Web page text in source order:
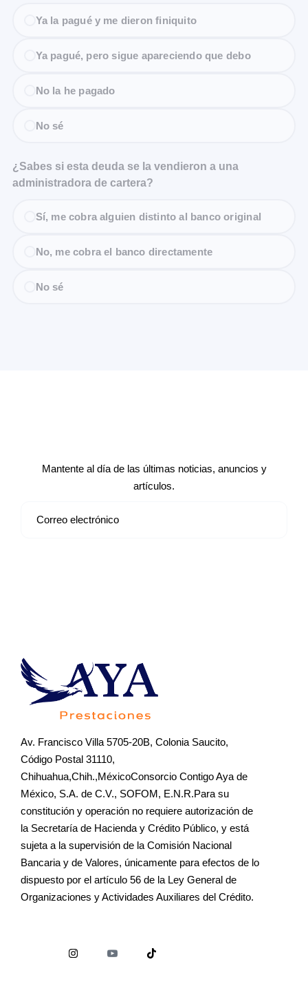
Ya la pagué y me dieron finiquito
Ya pagué, pero sigue apareciendo que debo
No la he pagado
No sé
¿Sabes si esta deuda se la vendieron a una
administradora de cartera?
Sí, me cobra alguien distinto al banco original
No, me cobra el banco directamente
No sé
Mantente al día de las últimas noticias, anuncios y
artículos.
Av. Francisco Villa 5705-20B, Colonia Saucito,
Código Postal 31110,
Chihuahua,Chih.,MéxicoConsorcio Contigo Aya de
México, S.A. de C.V., SOFOM, E.N.R.Para su
constitución y operación no requiere autorización de
la Secretaría de Hacienda y Crédito Público, y está
sujeta a la supervisión de la Comisión Nacional
Bancaria y de Valores, únicamente para efectos de lo
dispuesto por el artículo 56 de la Ley General de
Organizaciones y Actividades Auxiliares del Crédito.